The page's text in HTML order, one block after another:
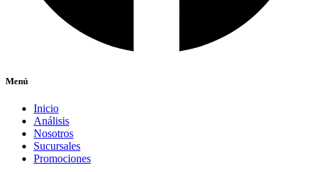
Menú
Inicio
Análisis
Nosotros
Sucursales
Promociones